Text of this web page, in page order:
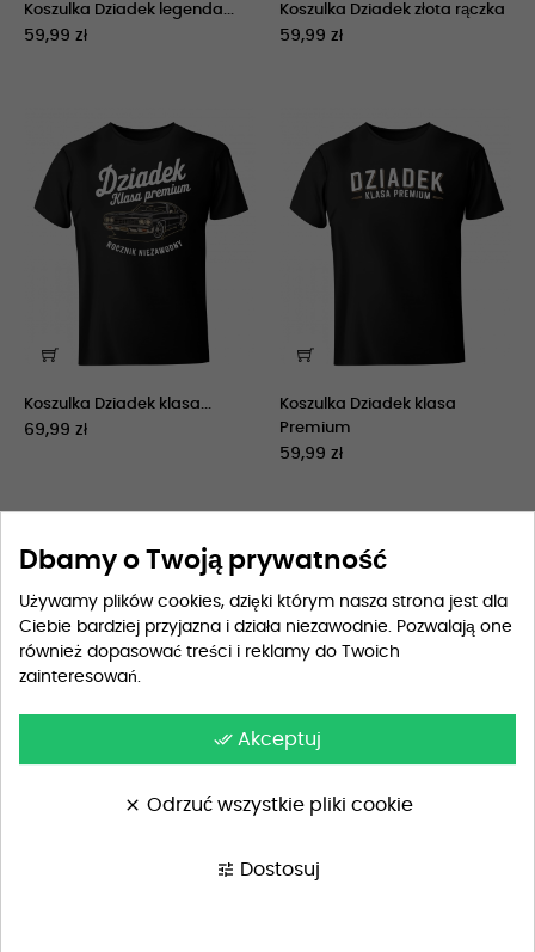
Koszulka Dziadek legenda...
59,99 zł
Koszulka Dziadek złota rączka
59,99 zł
Koszulka Dziadek klasa...
69,99 zł
Koszulka Dziadek klasa
Premium
59,99 zł
Pokazano 1-8 z 8 pozycji
Koszulki dla dziadka - Stylowe i
koszulki dla dziadka
wybór modnych i wygodnych koszulek, które
jak i na co dzień. Każdy dziadek zasługuje na
Dbamy o Twoją prywatność
Używamy plików cookies, dzięki którym nasza strona jest dla
Ciebie bardziej przyjazna i działa niezawodnie. Pozwalają one
również dopasować treści i reklamy do Twoich
zainteresowań.
done_all Akceptuj
clear Odrzuć wszystkie pliki cookie
tune Dostosuj